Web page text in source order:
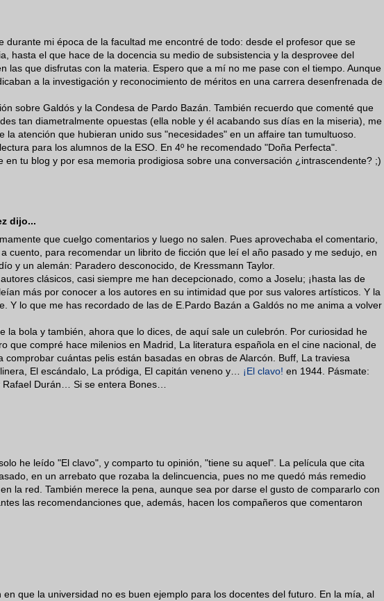
durante mi época de la facultad me encontré de todo: desde el profesor que se
hasta el que hace de la docencia su medio de subsistencia y la desprovee del
las que disfrutas con la materia. Espero que a mí no me pase con el tiempo. Aunque
a la investigación y reconocimiento de méritos en una carrera desenfrenada de
sobre Galdós y la Condesa de Pardo Bazán. También recuerdo que comenté que
tan diametralmente opuestas (ella noble y él acabando sus días en la miseria), me
la atención que hubieran unido sus "necesidades" en un affaire tan tumultuoso.
para los alumnos de la ESO. En 4º he recomendado "Doña Perfecta".
en tu blog y por esa memoria prodigiosa sobre una conversación ¿intrascendente? ;)
dijo...
que cuelgo comentarios y luego no salen. Pues aprovechaba el comentario,
cuento, para recomendar un librito de ficción que leí el año pasado y me sedujo, en
y un alemán: Paradero desconocido, de Kressmann Taylor.
clásicos, casi siempre me han decepcionado, como a Joselu; ¡hasta las de
más por conocer a los autores en su intimidad que por sus valores artísticos. Y la
Y lo que me has recordado de las de E.Pardo Bazán a Galdós no me anima a volver
la bola y también, ahora que lo dices, de aquí sale un culebrón. Por curiosidad he
que compré hace milenios en Madrid, La literatura española en el cine nacional, de
comprobar cuántas pelis están basadas en obras de Alarcón. Buff, La traviesa
El escándalo, La pródiga, El capitán veneno y… ¡El clavo! en 1944. Pásmate:
Rafael Durán… Si se entera Bones…
he leído "El clavo", y comparto tu opinión, "tiene su aquel". La película que cita
en un arrebato que rozaba la delincuencia, pues no me quedó más remedio
la red. También merece la pena, aunque sea por darse el gusto de compararlo con
las recomendanciones que, además, hacen los compañeros que comentaron
en que la universidad no es buen ejemplo para los docentes del futuro. En la mía, al